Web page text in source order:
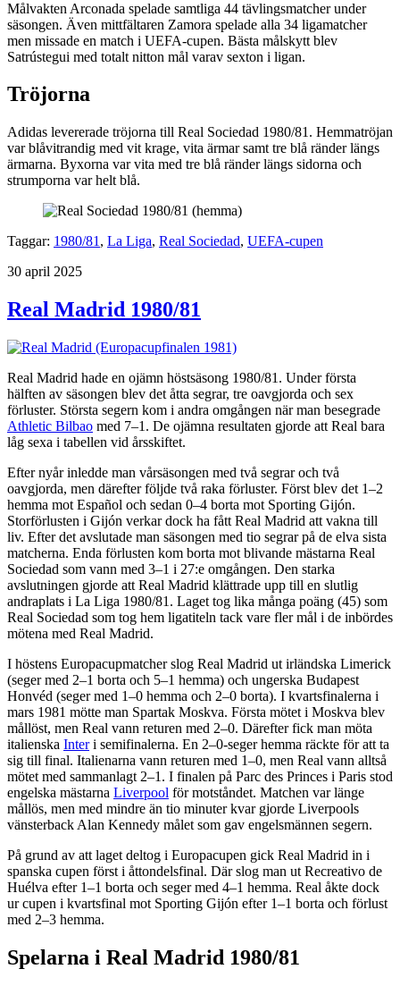
Målvakten Arconada spelade samtliga 44 tävlingsmatcher under
säsongen. Även mittfältaren Zamora spelade alla 34 ligamatcher
men missade en match i UEFA-cupen. Bästa målskytt blev
Satrústegui med totalt nitton mål varav sexton i ligan.
Tröjorna
Adidas levererade tröjorna till Real Sociedad 1980/81. Hemmatröjan
var blåvitrandig med vit krage, vita ärmar samt tre blå ränder längs
ärmarna. Byxorna var vita med tre blå ränder längs sidorna och
strumporna var helt blå.
Taggar: 1980/81 , La Liga, Real Sociedad, UEFA-cupen
Publicerat
30 april 2025
Real Madrid 1980/81
Real Madrid hade en ojämn höstsäsong 1980/81. Under första
hälften av säsongen blev det åtta segrar, tre oavgjorda och sex
förluster. Största segern kom i andra omgången när man besegrade
Athletic Bilbao med 7–1. De ojämna resultaten gjorde att Real bara
låg sexa i tabellen vid årsskiftet.
Efter nyår inledde man vårsäsongen med två segrar och två
oavgjorda, men därefter följde två raka förluster. Först blev det 1–2
hemma mot Español och sedan 0–4 borta mot Sporting Gijón.
Storförlusten i Gijón verkar dock ha fått Real Madrid att vakna till
liv. Efter det avslutade man säsongen med tio segrar på de elva sista
matcherna. Enda förlusten kom borta mot blivande mästarna Real
Sociedad som vann med 3–1 i 27:e omgången. Den starka
avslutningen gjorde att Real Madrid klättrade upp till en slutlig
andraplats i La Liga 1980/81. Laget tog lika många poäng (45) som
Real Sociedad som tog hem ligatiteln tack vare fler mål i de inbördes
mötena med Real Madrid.
I höstens Europacupmatcher slog Real Madrid ut irländska Limerick
(seger med 2–1 borta och 5–1 hemma) och ungerska Budapest
Honvéd (seger med 1–0 hemma och 2–0 borta). I kvartsfinalerna i
mars 1981 mötte man Spartak Moskva. Första mötet i Moskva blev
mållöst, men Real vann returen med 2–0. Därefter fick man möta
italienska Interi semifinalerna. En 2–0-seger hemma räckte för att ta
sig till final. Italienarna vann returen med 1–0, men Real vann alltså
mötet med sammanlagt 2–1. I finalen på Parc des Princes i Paris stod
engelska mästarna Liverpool för motståndet. Matchen var länge
mållös, men med mindre än tio minuter kvar gjorde Liverpools
vänsterback Alan Kennedy målet som gav engelsmännen segern.
På grund av att laget deltog i Europacupen gick Real Madrid in i
spanska cupen först i åttondelsfinal. Där slog man ut Recreativo de
Huélva efter 1–1 borta och seger med 4–1 hemma. Real åkte dock
ur cupen i kvartsfinal mot Sporting Gijón efter 1–1 borta och förlust
med 2–3 hemma.
Spelarna i Real Madrid 1980/81